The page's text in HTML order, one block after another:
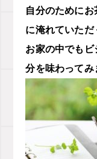
自分のために
に淹れていただ
お家の中でも
分を味わって